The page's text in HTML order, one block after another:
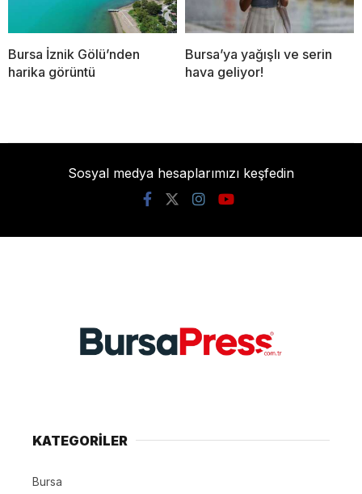
Bursa İznik Gölü’nden
harika görüntü
Bursa’ya yağışlı ve serin
hava geliyor!
Sosyal medya hesaplarımızı keşfedin
KATEGORİLER
Bursa